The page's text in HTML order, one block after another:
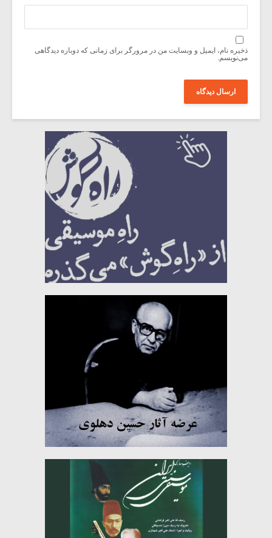
ذخیره نام، ایمیل و وبسایت من در مرورگر برای زمانی که دوباره دیدگاهی
می‌نویسم.